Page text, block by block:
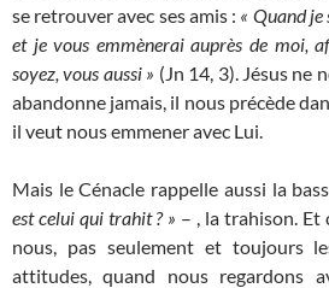
se retrouver avec ses amis : « Quand
et je vous emmènerai auprès de moi,
soyez, vous aussi » (Jn 14, 3). Jésus ne
abandonne jamais, il nous précède
il veut nous emmener avec Lui.
Mais le Cénacle rappelle aussi la
est celui qui trahit ? » – , la trahison. Et
nous, pas seulement et toujours
attitudes, quand nous regardons